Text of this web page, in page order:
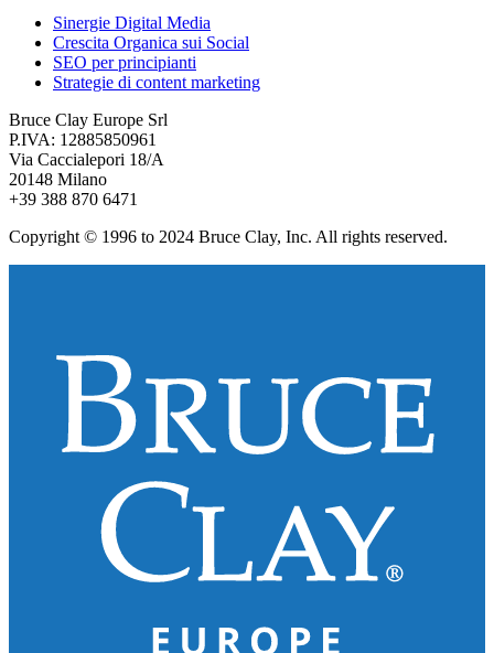
Sinergie Digital Media
Crescita Organica sui Social
SEO per principianti
Strategie di content marketing
Bruce Clay Europe Srl
P.IVA: 12885850961
Via Caccialepori 18/A
20148 Milano
+39 388 870 6471
Copyright © 1996 to 2024 Bruce Clay, Inc. All rights reserved.